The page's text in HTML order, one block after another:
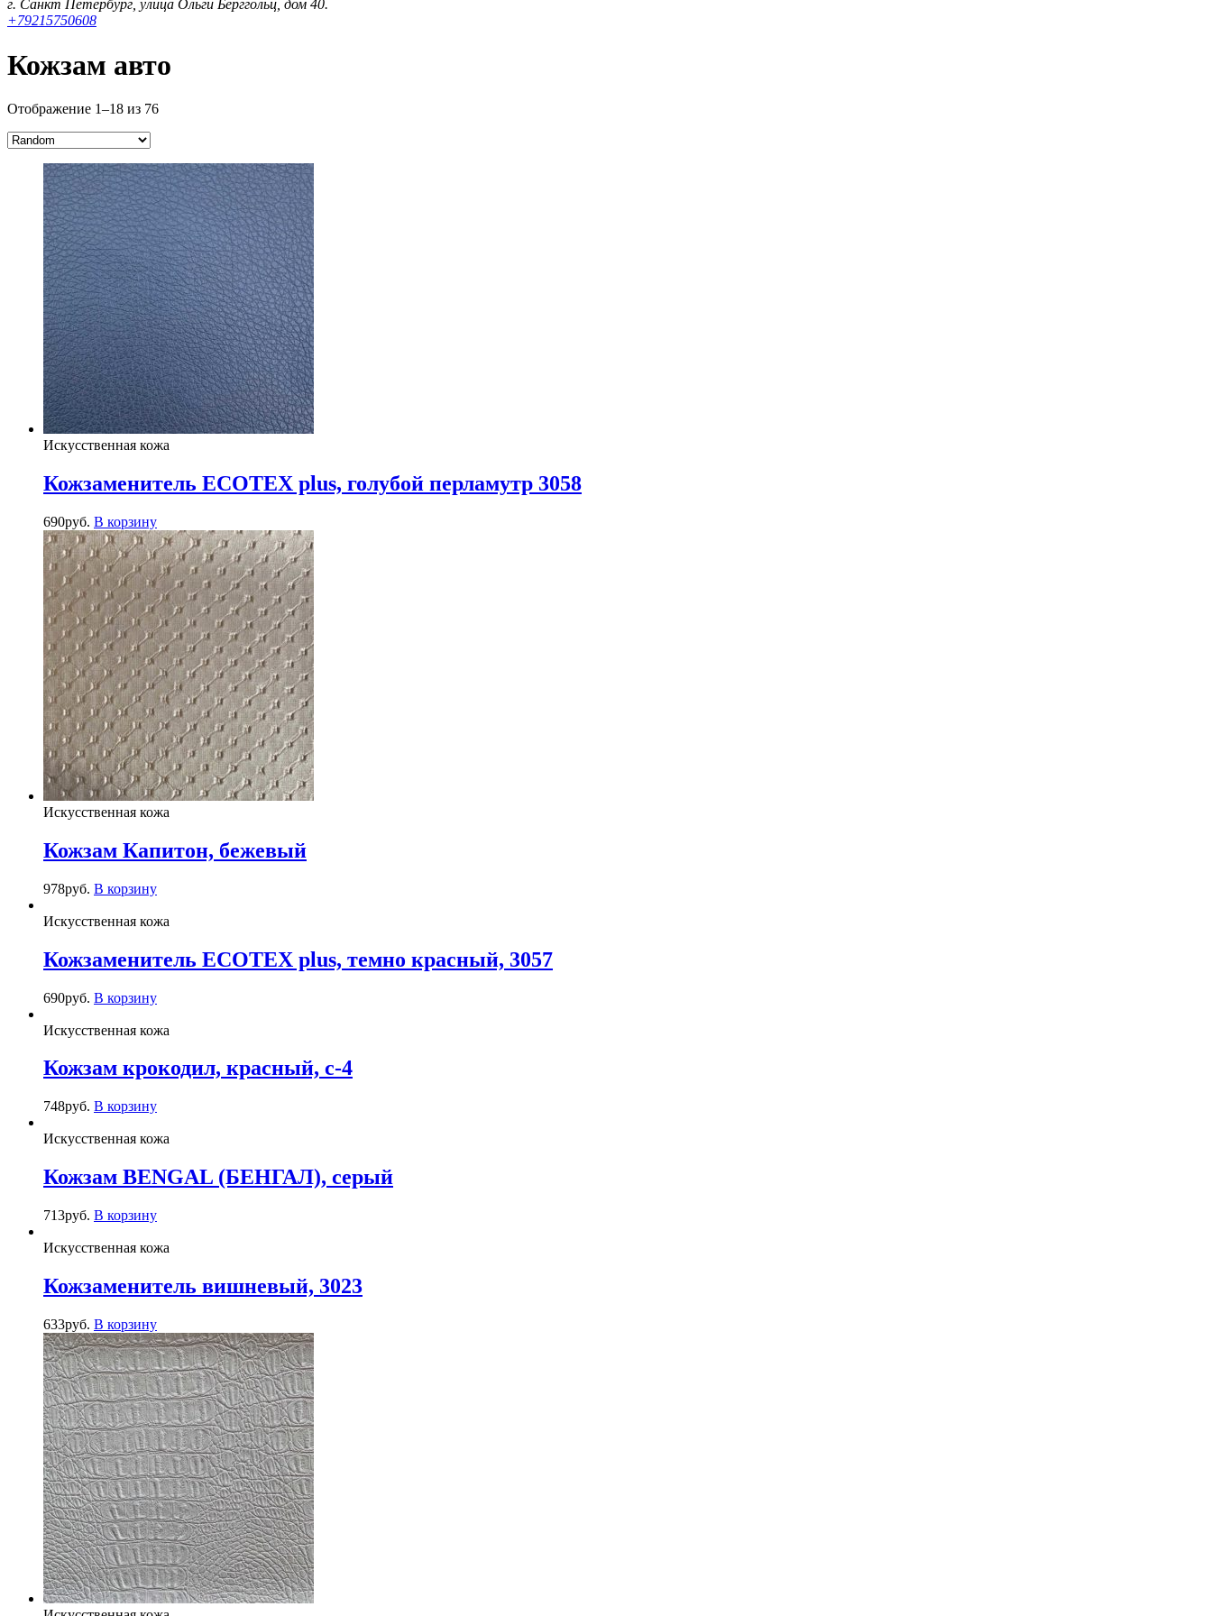
г. Санкт Петербург, улица Ольги Берггольц, дом 40.
+79215750608
Кожзам авто
Отображение 1–18 из 76
Искусственная кожа
Кожзаменитель ECOTEX plus, голубой перламутр 3058
690руб. В корзину
Искусственная кожа
Кожзам Капитон, бежевый
978руб. В корзину
Искусственная кожа
Кожзаменитель ECOTEX plus, темно красный, 3057
690руб. В корзину
Искусственная кожа
Кожзам крокодил, красный, c-4
748руб. В корзину
Искусственная кожа
Кожзам BENGAL (БЕНГАЛ), серый
713руб. В корзину
Искусственная кожа
Кожзаменитель вишневый, 3023
633руб. В корзину